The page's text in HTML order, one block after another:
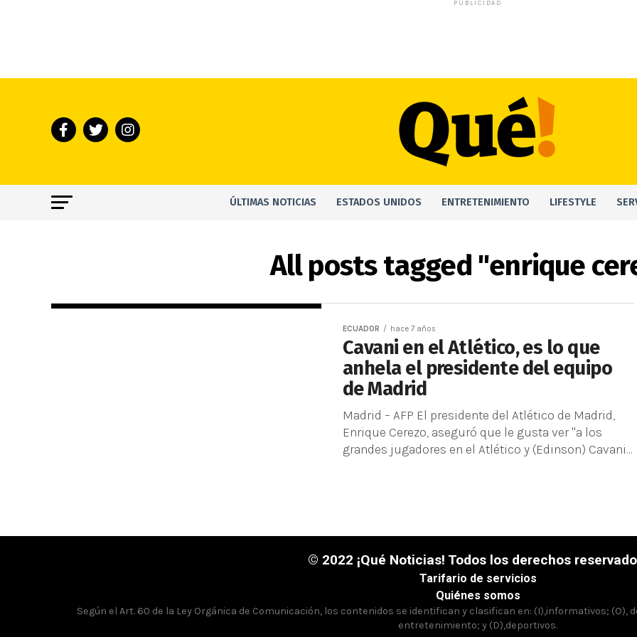
PUBLICIDAD
ÚLTIMAS NOTICIAS ESTADOS UNIDOS ENTRETENIMIENTO LIFESTYLE
All posts tagged "enrique
ECUADOR hace 7 años
Cavani en el Atlético, es lo que
anhela el presidente del equipo
de Madrid
Madrid – AFP El presidente del Atlético de Madrid,
Enrique Cerezo, aseguró que le gusta ver "a los
grandes jugadores en el Atlético y (Edinson) Cavani...
© 2022 ¡Qué Noticias! Todos los derechos
Tarifario de servicios
Quiénes somos
Según el Art. 60 de la Ley Orgánica de Comunicación, los contenidos se identifican y clasifican en: (I),informativos;
entretenimiento; y (D),deportivos.